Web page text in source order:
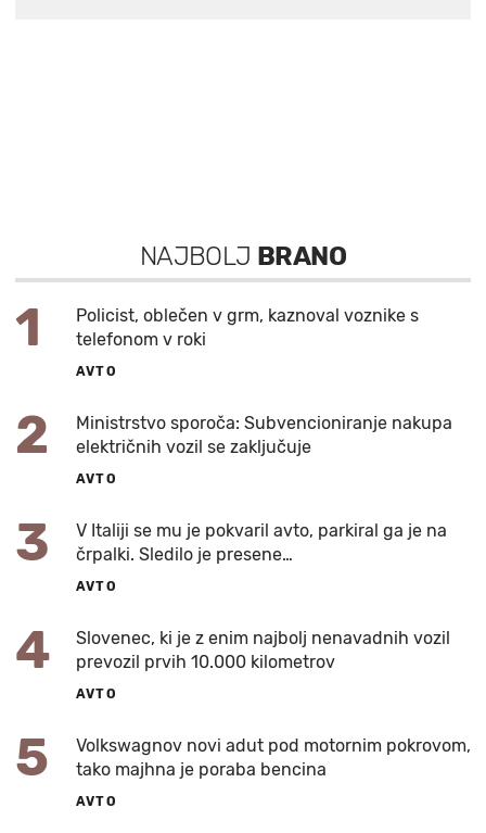
NAJBOLJ BRANO
1
Policist, oblečen v grm, kaznoval voznike s
telefonom v roki
AVTO
2
Ministrstvo sporoča: Subvencioniranje nakupa
električnih vozil se zaključuje
AVTO
3
V Italiji se mu je pokvaril avto, parkiral ga je na
črpalki. Sledilo je presene…
AVTO
4
Slovenec, ki je z enim najbolj nenavadnih vozil
prevozil prvih 10.000 kilometrov
AVTO
5
Volkswagnov novi adut pod motornim pokrovom,
tako majhna je poraba bencina
AVTO